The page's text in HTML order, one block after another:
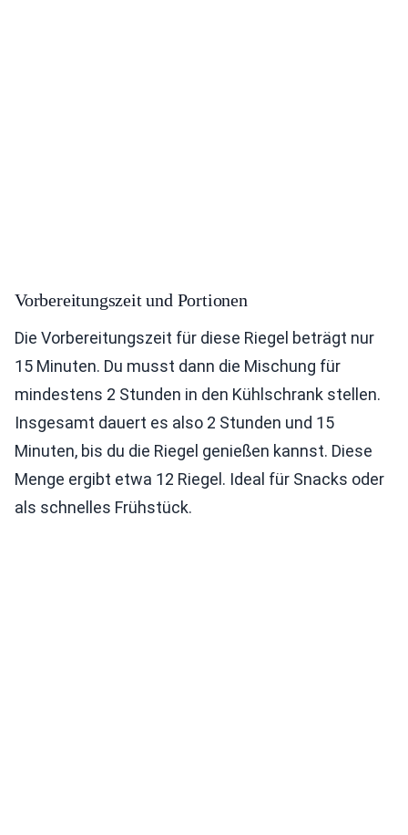
Vorbereitungszeit und Portionen
Die Vorbereitungszeit für diese Riegel beträgt nur
15 Minuten. Du musst dann die Mischung für
mindestens 2 Stunden in den Kühlschrank stellen.
Insgesamt dauert es also 2 Stunden und 15
Minuten, bis du die Riegel genießen kannst. Diese
Menge ergibt etwa 12 Riegel. Ideal für Snacks oder
als schnelles Frühstück.